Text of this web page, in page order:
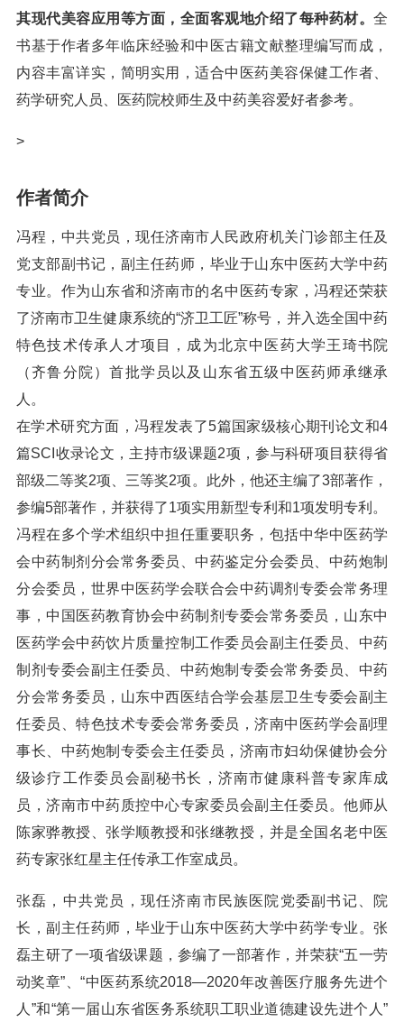
其现代美容应用等方面，全面客观地介绍了每种药材。 全
书基于作者多年临床经验和中医古籍文献整理编写而成，
内容丰富详实，简明实用，适合中医药美容保健工作者、
药学研究人员、医药院校师生及中药美容爱好者参考。
>
作者简介
冯程，中共党员，现任济南市人民政府机关门诊部主任及
党支部副书记，副主任药师，毕业于山东中医药大学中药
专业。作为山东省和济南市的名中医药专家，冯程还荣获
了济南市卫生健康系统的“济卫工匠”称号，并入选全国中药
特色技术传承人才项目，成为北京中医药大学王琦书院
（齐鲁分院）首批学员以及山东省五级中医药师承继承
人。
在学术研究方面，冯程发表了5篇国家级核心期刊论文和4
篇SCI收录论文，主持市级课题2项，参与科研项目获得省
部级二等奖2项、三等奖2项。此外，他还主编了3部著作，
参编5部著作，并获得了1项实用新型专利和1项发明专利。
冯程在多个学术组织中担任重要职务，包括中华中医药学
会中药制剂分会常务委员、中药鉴定分会委员、中药炮制
分会委员，世界中医药学会联合会中药调剂专委会常务理
事，中国医药教育协会中药制剂专委会常务委员，山东中
医药学会中药饮片质量控制工作委员会副主任委员、中药
制剂专委会副主任委员、中药炮制专委会常务委员、中药
分会常务委员，山东中西医结合学会基层卫生专委会副主
任委员、特色技术专委会常务委员，济南中医药学会副理
事长、中药炮制专委会主任委员，济南市妇幼保健协会分
级诊疗工作委员会副秘书长，济南市健康科普专家库成
员，济南市中药质控中心专家委员会副主任委员。他师从
陈家骅教授、张学顺教授和张继教授，并是全国名老中医
药专家张红星主任传承工作室成员。
张磊，中共党员，现任济南市民族医院党委副书记、院
长，副主任药师，毕业于山东中医药大学中药学专业。张
磊主研了一项省级课题，参编了一部著作，并荣获“五一劳
动奖章”、“中医药系统2018—2020年改善医疗服务先进个
人”和“第一届山东省医务系统职工职业道德建设先进个人”